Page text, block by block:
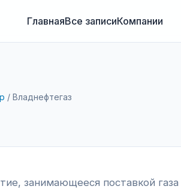
ГлавнаяВсе записиКомпании
/ Владнефтегаз
занимающееся поставкой газа